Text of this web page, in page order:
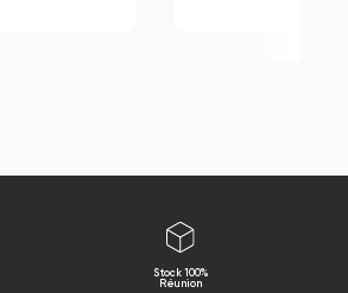
Stock 100%
Réunion